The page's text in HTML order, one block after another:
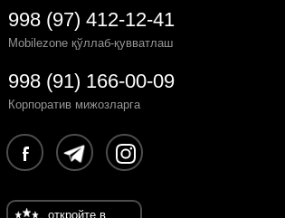
998 (97) 412-12-41
Mobilezone қўллаб-қувватлаш
998 (91) 166-00-09
Корпоратив мижозларга
откройте в